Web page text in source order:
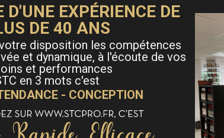
D'UNE EXPÉRIENCE DE
DE 40 ANS
disposition les compétences
et dynamique, à l'écoute de vos
et performances
en 3 mots c'est
- CONCEPTION